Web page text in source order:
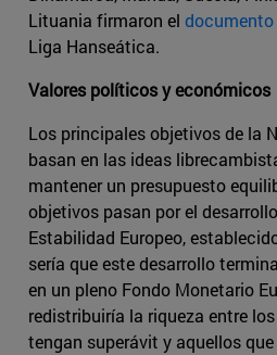
Lituania firmaron el
Liga Hanseática.
Valores políticos y económicos
Los principales objetivos de la
basan en las ideas
mantener un presupuesto
objetivos pasan por el
Estabilidad Europeo,
sería que este desarrollo
en un pleno Fondo Monetario
redistribuiría la riqueza entre
tengan superávit y aquellos